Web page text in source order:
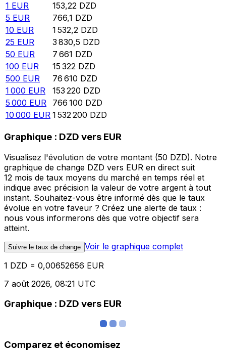
1 EUR 153,22 DZD
5 EUR 766,1 DZD
10 EUR 1 532,2 DZD
25 EUR 3 830,5 DZD
50 EUR 7 661 DZD
100 EUR 15 322 DZD
500 EUR 76 610 DZD
1 000 EUR 153 220 DZD
5 000 EUR 766 100 DZD
10 000 EUR 1 532 200 DZD
Graphique : DZD vers EUR
Visualisez l'évolution de votre montant (50 DZD). Notre
graphique de change DZD vers EUR en direct suit
12 mois de taux moyens du marché en temps réel et
indique avec précision la valeur de votre argent à tout
instant. Souhaitez-vous être informé dès que le taux
évolue en votre faveur ? Créez une alerte de taux :
nous vous informerons dès que votre objectif sera
atteint.
Suivre le taux de change Voir le graphique complet
1 DZD = 0,00652656 EUR
7 août 2026, 08:21 UTC
Graphique : DZD vers EUR
Comparez et économisez